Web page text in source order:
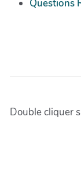
Questions
Double cliquer